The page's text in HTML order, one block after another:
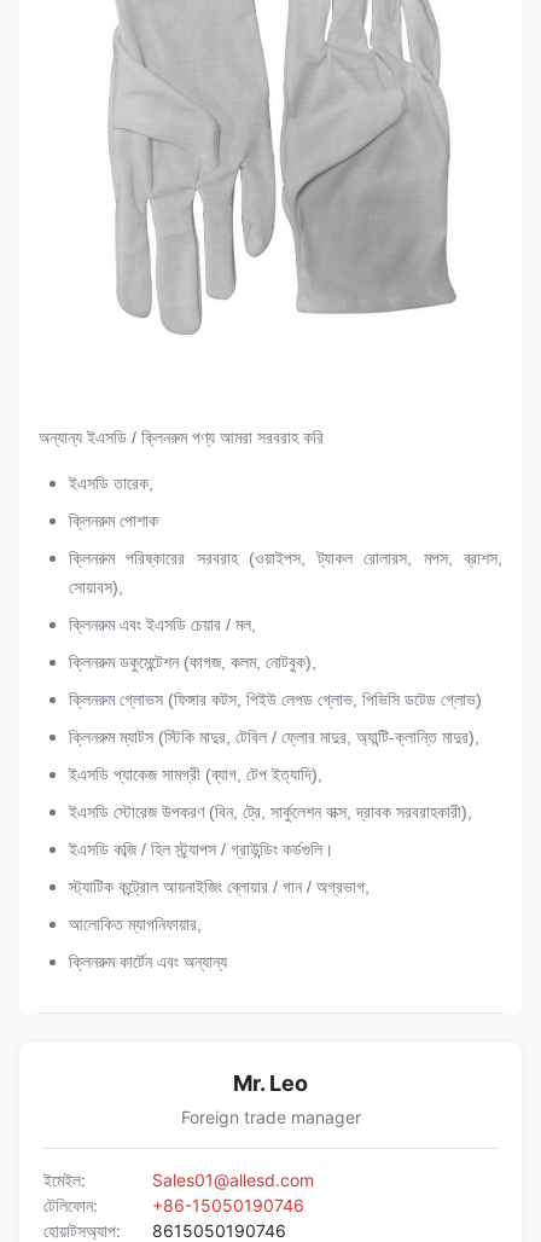
অন্যান্য ইএসডি / ক্লিনরুম পণ্য আমরা সরবরাহ করি
ইএসডি তারেক,
ক্লিনরুম পোশাক
ক্লিনরুম পরিষ্কারের সরবরাহ (ওয়াইপস, ট্যাকল রোলারস, মপস, ব্রাশস,
সোয়াবস),
ক্লিনরুম এবং ইএসডি চেয়ার / মল,
ক্লিনরুম ডকুমেন্টেশন (কাগজ, কলম, নোটবুক),
ক্লিনরুম গ্লোভস (ফিঙ্গার কটস, পিইউ লেপড গ্লোভ, পিভিসি ডটেড গ্লোভ)
ক্লিনরুম ম্যাটস (স্টিকি মাদুর, টেবিল / ফ্লোর মাদুর, অ্যান্টি-ক্লান্তি মাদুর),
ইএসডি প্যাকেজ সামগ্রী (ব্যাগ, টেপ ইত্যাদি),
ইএসডি স্টোরেজ উপকরণ (বিন, ট্রে, সার্কুলেশন বাক্স, দ্রাবক সরবরাহকারী),
ইএসডি কব্জি / হিল স্ট্র্যাপস / গ্রাউন্ডিং কর্ডগুলি।
স্ট্যাটিক কন্ট্রোল আয়নাইজিং ব্লোয়ার / গান / অগ্রভাগ,
আলোকিত ম্যাগনিফায়ার,
ক্লিনরুম কার্টেন এবং অন্যান্য
Mr. Leo
Foreign trade manager
ইমেইল:
Sales01@allesd.com
টেলিফোন:
+86-15050190746
হোয়াটসঅ্যাপ:
8615050190746